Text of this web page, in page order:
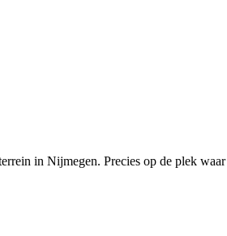
in Nijmegen. Precies op de plek waar